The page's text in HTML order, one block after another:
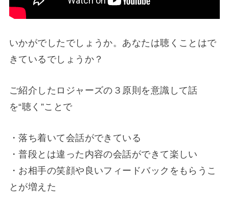
いかがでしたでしょうか。あなたは聴くことはで
きているでしょうか？
ご紹介したロジャーズの３原則を意識して話
を“聴く”ことで
・落ち着いて会話ができている
・普段とは違った内容の会話ができて楽しい
・お相手の笑顔や良いフィードバックをもらうこ
とが増えた